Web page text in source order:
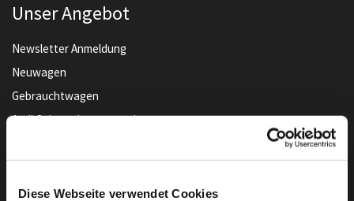
Diese Webseite verwendet Cookies
Unser Angebot
Newsletter Anmeldung
Neuwagen
Gebrauchtwagen
Audi Gebrauchtwagen :plus